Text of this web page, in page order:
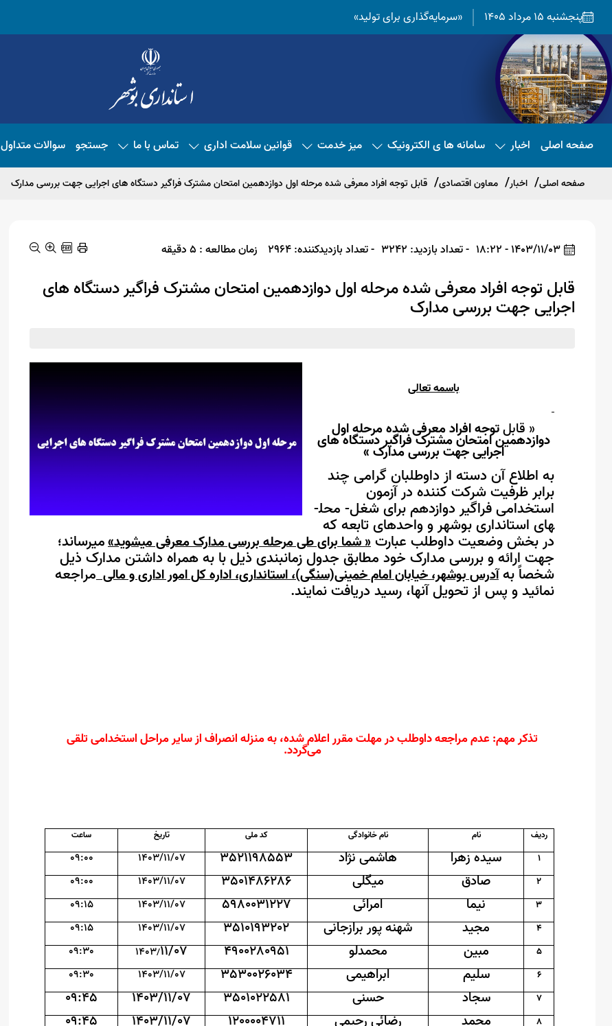
پنجشنبه 15 مرداد 1405 «سرمایه‌گذاری برای تولید»
صفحه اصلی اخبار سامانه ها ی الکترونیک میز خدمت قوانین سلامت اداری تماس با ما جستجو سوالات متداول
صفحه اصلی اخبار معاون اقتصادی قابل توجه افراد معرفی شده مرحله اول دوازدهمین امتحان مشترک فراگیر دستگاه های اجرایی جهت بررسی مدارک
1403/11/03 - 18:22 - تعداد بازدید: 3242 - تعداد بازدیدکننده: 2964 زمان مطالعه : 5 دقیقه
قابل توجه افراد معرفی شده مرحله اول دوازدهمین امتحان مشترک فراگیر دستگاه های
اجرایی جهت بررسی مدارک
باسمه تعالی
» قابلتوجه افراد معرفی شده مرحله اول
دوازدهمین امتحان مشترک فراگیر دستگاه های
اجراییجهت بررسی مدارک «
به اطلاع آن دسته از داوطلبان گرامی چند
برابر ظرفیت شرکت کننده در آزمون
استخدامی فراگیر دوازدهم برای شغل- محل­
های استانداری بوشهر و واحدهای تابعه که
در بخش وضعیت داوطلب عبارت « شما برای طی مرحله بررسی مدارک معرفی می­شوید»می­رساند؛
جهت ارائه و بررسی مدارک خود مطابق جدول زمانبندی ذیل با به همراه داشتن مدارک ذیل
شخصاً بهآدرس بوشهر، خیابان امام خمینی(سنگی)، استانداری، اداره کل امور اداری و مالیمراجعه
نمائید و پس از تحویل آنها، رسید دریافت نمایند.
تذکر مهم: عدم مراجعه داوطلب در مهلت مقرر اعلام شده، به منزله انصراف از سایر مراحل استخدامی تلقی
می‌گردد.
ردیف نام نام خانوادگی کد ملی تاریخ ساعت
1 سیده زهرا هاشمی نژاد 3521198553
1403/11/07
09:00
2 صادق میگلی 3501486286
1403/11/07
09:00
3 نیما امرائی 5980031227
1403/11/07
09:15
4 مجید شهنه پور برازجانی 3510193202
1403/11/07
09:15
5 مبین محمدلو 4900280951
1403/11/07
09:30
6 سلیم ابراهیمی 3530026034
1403/11/07
09:30
7 سجاد حسنی 3501022581
1403/11/07
09:45
8 محمد رضائی رحیمی 1200004711
1403/11/07
09:45